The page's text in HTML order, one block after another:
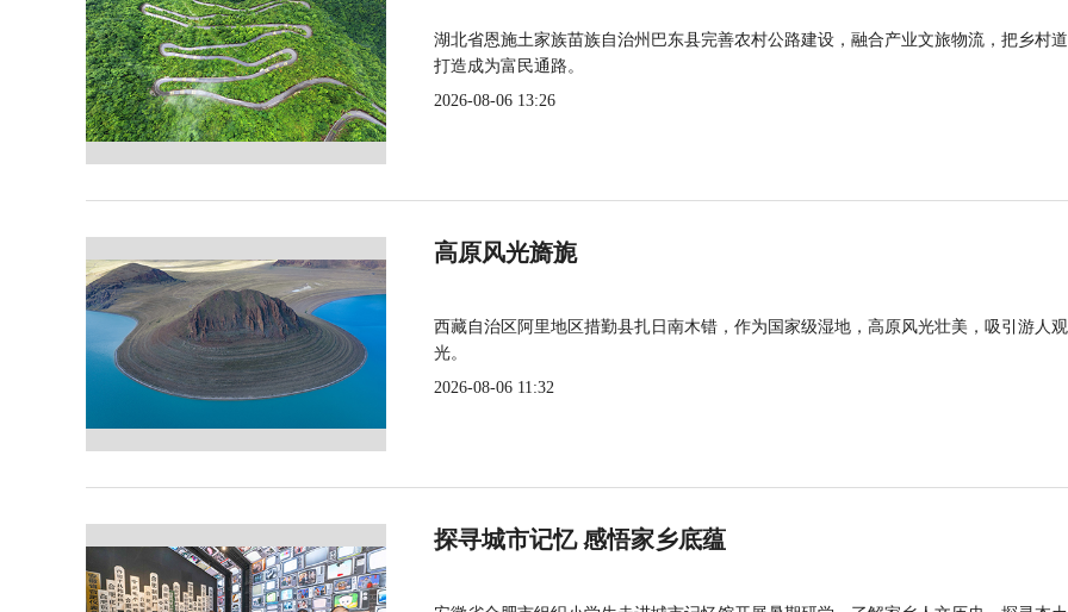
湖北省恩施土家族苗族自治州巴东县完善农村公路建设，融合产业文旅物流，把乡村
打造成为富民通路。
2026-08-06 13:26
高原风光旖旎
西藏自治区阿里地区措勤县扎日南木错，作为国家级湿地，高原风光壮美，吸引游人观
光。
2026-08-06 11:32
探寻城市记忆 感悟家乡底蕴